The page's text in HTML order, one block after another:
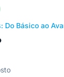
Do Básico ao